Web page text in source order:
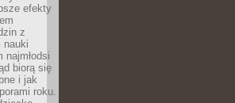
efekty
z
nauki
najmłodsi
biorą się
i jak
roku.